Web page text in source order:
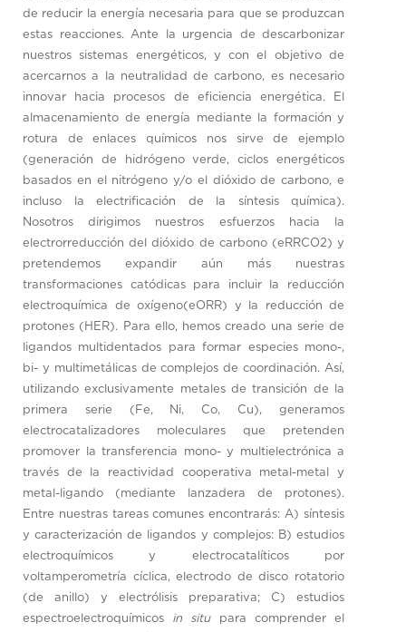
de reducir la energía necesaria para que se produzcan
estas reacciones. Ante la urgencia de descarbonizar
nuestros sistemas energéticos, y con el objetivo de
acercarnos a la neutralidad de carbono, es necesario
innovar hacia procesos de eficiencia energética. El
almacenamiento de energía mediante la formación y
rotura de enlaces químicos nos sirve de ejemplo
(generación de hidrógeno verde, ciclos energéticos
basados en el nitrógeno y/o el dióxido de carbono, e
incluso la electrificación de la síntesis química).
Nosotros dirigimos nuestros esfuerzos hacia la
electrorreducción del dióxido de carbono (eRRCO2) y
pretendemos expandir aún más nuestras
transformaciones catódicas para incluir la reducción
electroquímica de oxígeno(eORR) y la reducción de
protones (HER). Para ello, hemos creado una serie de
ligandos multidentados para formar especies mono-,
bi- y multimetálicas de complejos de coordinación. Así,
utilizando exclusivamente metales de transición de la
primera serie (Fe, Ni, Co, Cu), generamos
electrocatalizadores moleculares que pretenden
promover la transferencia mono- y multielectrónica a
través de la reactividad cooperativa metal-metal y
metal-ligando (mediante lanzadera de protones).
Entre nuestras tareas comunes encontrarás: A) síntesis
y caracterización de ligandos y complejos: B) estudios
electroquímicos y electrocatalíticos por
voltamperometría cíclica, electrodo de disco rotatorio
(de anillo) y electrólisis preparativa; C) estudios
espectroelectroquímicos in situpara comprender el